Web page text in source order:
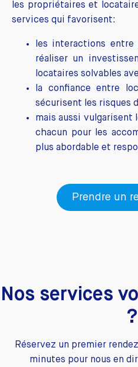
les propriétaires et
services qui favorisent:
les interactions entre
réaliser un
locataires solvables
la confiance entre
sécurisent les risques
mais aussi vulgarisent
chacun pour les
plus abordable et
Prendre un
Nos services
?
Réservez un premier
minutes pour nous en